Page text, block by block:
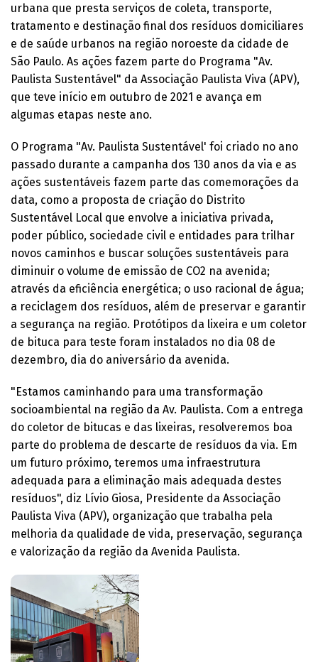
urbana que presta serviços de coleta, transporte,
tratamento e destinação final dos resíduos domiciliares
e de saúde urbanos na região noroeste da cidade de
São Paulo. As ações fazem parte do Programa "Av.
Paulista Sustentável" da Associação Paulista Viva (APV),
que teve início em outubro de 2021 e avança em
algumas etapas neste ano.
O Programa "Av. Paulista Sustentável' foi criado no ano
passado durante a campanha dos 130 anos da via e as
ações sustentáveis fazem parte das comemorações da
data, como a proposta de criação do Distrito
Sustentável Local que envolve a iniciativa privada,
poder público, sociedade civil e entidades para trilhar
novos caminhos e buscar soluções sustentáveis para
diminuir o volume de emissão de CO2 na avenida;
através da eficiência energética; o uso racional de água;
a reciclagem dos resíduos, além de preservar e garantir
a segurança na região. Protótipos da lixeira e um coletor
de bituca para teste foram instalados no dia 08 de
dezembro, dia do aniversário da avenida.
"Estamos caminhando para uma transformação
socioambiental na região da Av. Paulista. Com a entrega
do coletor de bitucas e das lixeiras, resolveremos boa
parte do problema de descarte de resíduos da via. Em
um futuro próximo, teremos uma infraestrutura
adequada para a eliminação mais adequada destes
resíduos", diz Lívio Giosa, Presidente da Associação
Paulista Viva (APV), organização que trabalha pela
melhoria da qualidade de vida, preservação, segurança
e valorização da região da Avenida Paulista.